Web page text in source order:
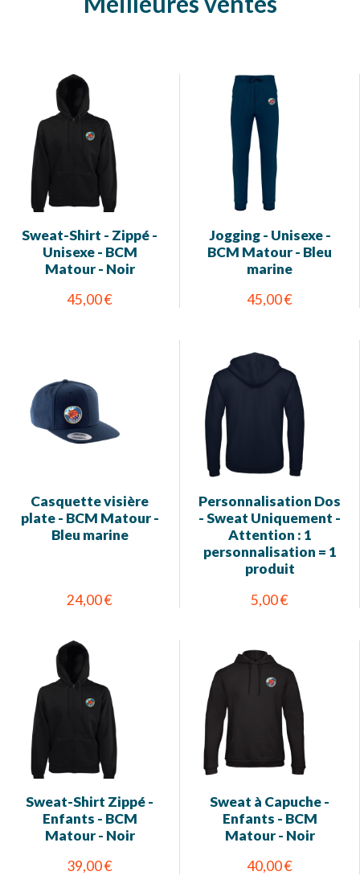
Sweat-Shirt - Zippé -
Unisexe - BCM
Matour - Noir
45,00 €
Jogging - Unisexe -
BCM Matour - Bleu
marine
45,00 €
Casquette visière
plate - BCM Matour -
Bleu marine
24,00 €
Personnalisation Dos
- Sweat Uniquement -
Attention : 1
personnalisation = 1
produit
5,00 €
Sweat-Shirt Zippé -
Enfants - BCM
Matour - Noir
39,00 €
Sweat à Capuche -
Enfants - BCM
Matour - Noir
40,00 €